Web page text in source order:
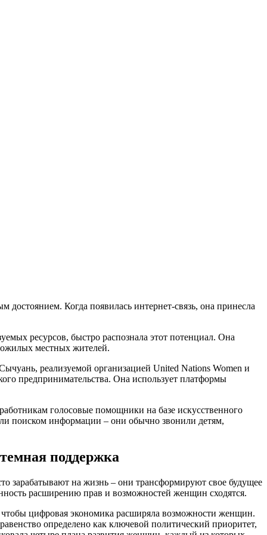
Когда появилась интернет-связь, она принесла
ресурсов, быстро распознала этот потенциал. Она
местных жителей.
реализуемой организацией United Nations Women и
предпринимательства. Она использует платформы
голосовые помощники на базе искусственного
поиском информации – они обычно звонили детям,
поддержка
зарабатывают на жизнь – они трансформируют свое будущее
расширению прав и возможностей женщин сходятся.
чтобы цифровая экономика расширяла возможности женщин.
определено как ключевой политический приоритет,